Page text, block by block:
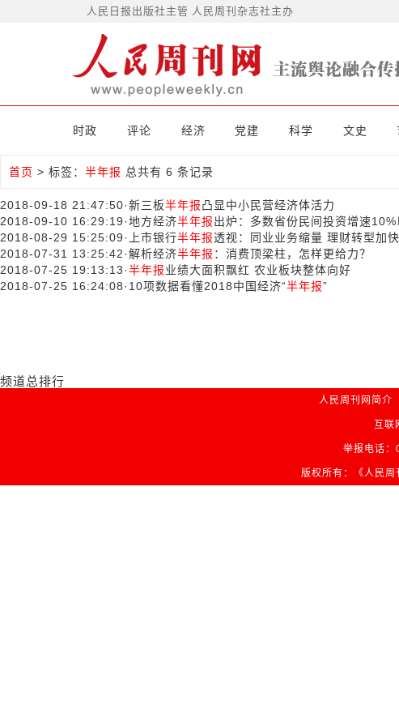
人民日报出版社主管 人民周刊杂志社主办
时政 评论 经济 党建 科学 文史
首页 > 标签： 半年报 总共有 6 条记录
2018-09-18 21:47:50·新三板半年报凸显中小民营经济体活力
2018-09-10 16:29:19·地方经济半年报出炉：多数省份民间投资增速10%
2018-08-29 15:25:09· 上市银行半年报透视：同业业务缩量 理财转型加快
2018-07-31 13:25:42·解析经济半年报 ：消费顶梁柱，怎样更给力？
2018-07-25 19:13:13·半年报业绩大面积飘红 农业板块整体向好
2018-07-25 16:24:08· 10项数据看懂2018中国经济“半年报”
频道总排行
人民周刊网简介
互联
举报电话
版权所有：《人民